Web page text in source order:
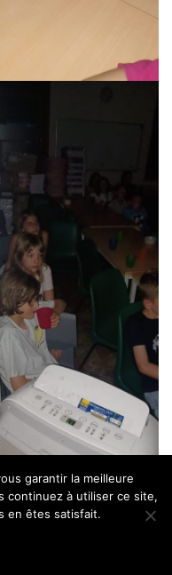
garantir la meilleure
continuez à utiliser ce site,
en êtes satisfait.